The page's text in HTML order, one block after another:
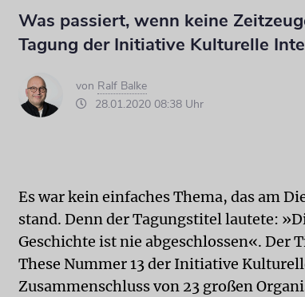
Was passiert, wenn keine
Tagung der Initiative Kulturelle
von Ralf Balke
28.01.2020 08:38 Uhr
Es war kein einfaches Thema, das am
stand. Denn der Tagungstitel lautete:
Geschichte ist nie abgeschlossen«. Der
These Nummer 13 der Initiative
Zusammenschluss von 23 großen